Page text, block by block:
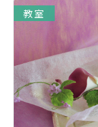
教室